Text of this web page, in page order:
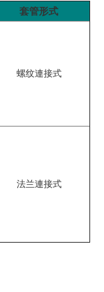
套管形式
螺纹連接式
法兰連接式